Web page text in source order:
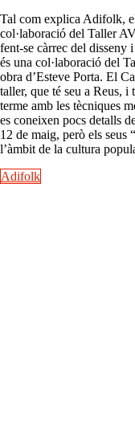
Tal com explica Adifolk,
col·laboració del Taller
fent-se càrrec del disseny
és una col·laboració del
obra d’Esteve Porta. El
taller, que té seu a Reus, i
terme amb les tècniques
es coneixen pocs detalls
12 de maig, però els seus
l’àmbit de la cultura
Adifolk